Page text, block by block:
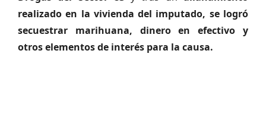
realizado en la vivienda del imputado, se logró
secuestrar marihuana, dinero en efectivo y
otros elementos de interés para la causa.